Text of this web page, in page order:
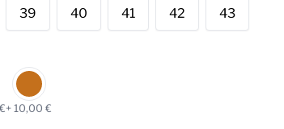
39 40 41 42 43
+ 10,00 €